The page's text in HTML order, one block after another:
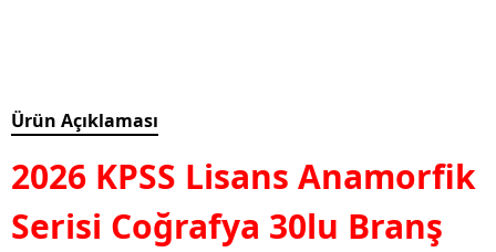
Ürün Açıklaması
2026 KPSS Lisans Anamorfik
Serisi Coğrafya 30lu Branş